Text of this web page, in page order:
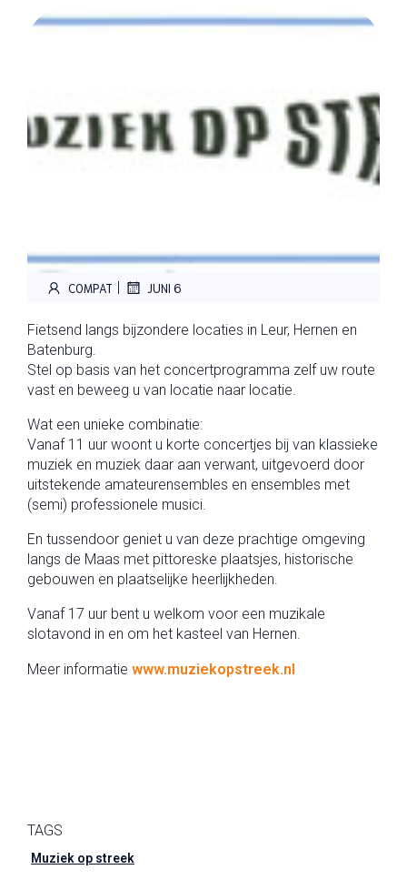
COMPAT | JUNI 6
Fietsend langs bijzondere locaties in Leur, Hernen en
Batenburg.
Stel op basis van het concertprogramma zelf uw route
vast en beweeg u van locatie naar locatie.
Wat een unieke combinatie:
Vanaf 11 uur woont u korte concertjes bij van klassieke
muziek en muziek daar aan verwant, uitgevoerd door
uitstekende amateurensembles en ensembles met
(semi) professionele musici.
En tussendoor geniet u van deze prachtige omgeving
langs de Maas met pittoreske plaatsjes, historische
gebouwen en plaatselijke heerlijkheden.
Vanaf 17 uur bent u welkom voor een muzikale
slotavond in en om het kasteel van Hernen.
Meer informatie www.muziekopstreek.nl
TAGS
Muziek op streek